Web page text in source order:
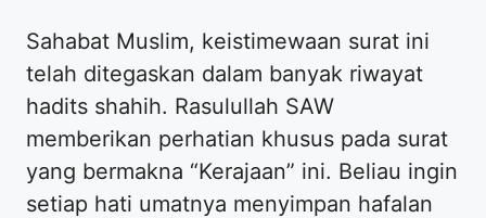
Sahabat Muslim, keistimewaan surat ini
telah ditegaskan dalam banyak riwayat
hadits shahih. Rasulullah SAW
memberikan perhatian khusus pada surat
yang bermakna “Kerajaan” ini. Beliau ingin
setiap hati umatnya menyimpan hafalan